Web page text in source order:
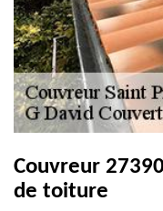
Couvreur
de toiture